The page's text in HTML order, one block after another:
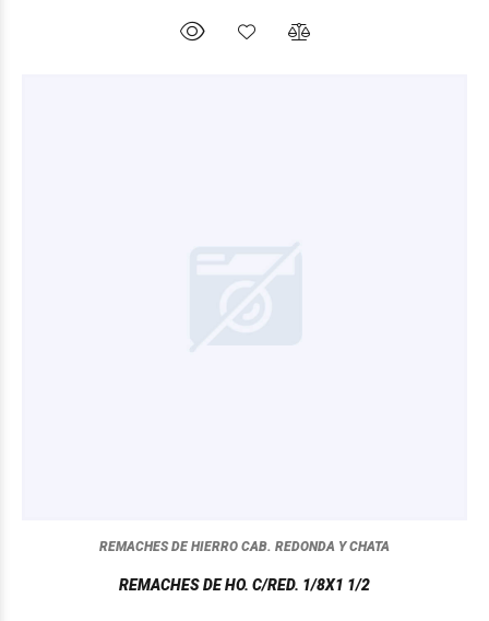
REMACHES DE HIERRO CAB. REDONDA Y CHATA
REMACHES DE HO. C/RED. 1/8X1 1/2